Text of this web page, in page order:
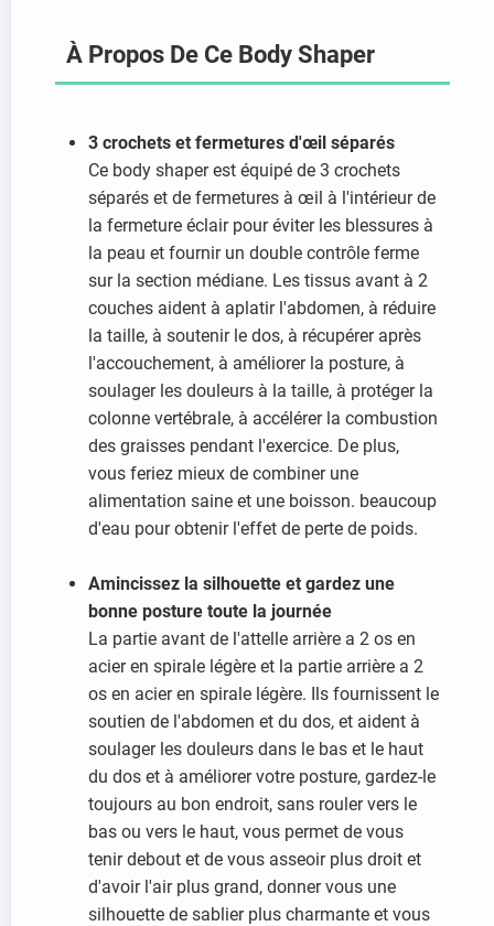
À Propos De Ce Body Shaper
3 crochets et fermetures d'œil séparés
Ce body shaper est équipé de 3 crochets
séparés et de fermetures à œil à l'intérieur de
la fermeture éclair pour éviter les blessures à
la peau et fournir un double contrôle ferme
sur la section médiane. Les tissus avant à 2
couches aident à aplatir l'abdomen, à réduire
la taille, à soutenir le dos, à récupérer après
l'accouchement, à améliorer la posture, à
soulager les douleurs à la taille, à protéger la
colonne vertébrale, à accélérer la combustion
des graisses pendant l'exercice. De plus,
vous feriez mieux de combiner une
alimentation saine et une boisson. beaucoup
d'eau pour obtenir l'effet de perte de poids.
Amincissez la silhouette et gardez une
bonne posture toute la journée
La partie avant de l'attelle arrière a 2 os en
acier en spirale légère et la partie arrière a 2
os en acier en spirale légère. Ils fournissent le
soutien de l'abdomen et du dos, et aident à
soulager les douleurs dans le bas et le haut
du dos et à améliorer votre posture, gardez-le
toujours au bon endroit, sans rouler vers le
bas ou vers le haut, vous permet de vous
tenir debout et de vous asseoir plus droit et
d'avoir l'air plus grand, donner vous une
silhouette de sablier plus charmante et vous